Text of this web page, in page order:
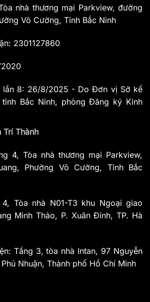
nhà thương mại Parkview, đường
Võ Cường, Tỉnh Bắc Ninh
2301127860
8: 26/8/2025 - Do Đơn vị Sở kế
Bắc Ninh, phòng Đăng ký Kinh
Trí Thành
4, Tòa nhà thương mại Parkview,
Phường Võ Cường, Tỉnh Bắc
4, Tòa nhà N01-T3 khu Ngoại giao
Minh Thảo, P. Xuân Đỉnh, TP. Hà
Tầng 3, tòa nhà Intan, 97 Nguyễn
Nhuận, Thành phố Hồ Chí Minh